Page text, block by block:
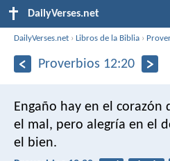
DailyVerses.net
DailyVerses.net ›Libros de la Biblia ›
Proverbios 12:20
Engaño hay en el
el mal, pero alegría en el
el bien.